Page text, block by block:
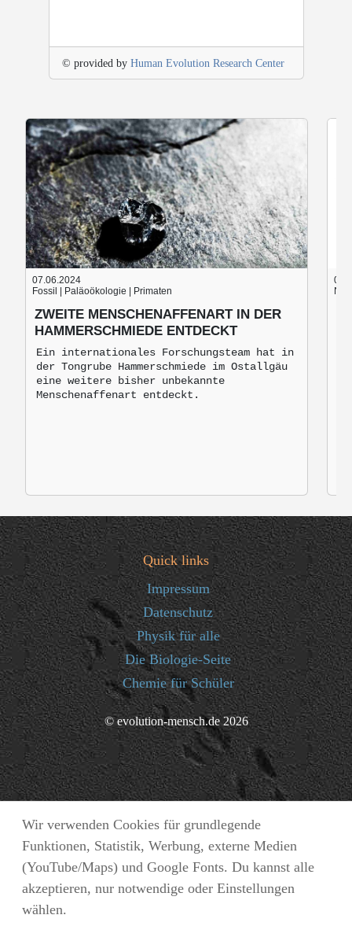
Wir verwenden Cookies für grundlegende
Funktionen, Statistik, Werbung, externe Medien
(YouTube/Maps) und Google Fonts. Du kannst alle
akzeptieren, nur notwendige oder Einstellungen
wählen.
© provided by Human Evolution Research Center
07.06.2024
Fossil | Paläoökologie | Primaten
ZWEITE MENSCHENAFFENART IN DER
HAMMERSCHMIEDE ENTDECKT
Ein internationales Forschungsteam hat in
der Tongrube Hammerschmiede im Ostallgäu
eine weitere bisher unbekannte
Menschenaffenart entdeckt.
Quick links
Impressum
Datenschutz
Physik für alle
Die Biologie-Seite
Chemie für Schüler
© evolution-mensch.de 2026